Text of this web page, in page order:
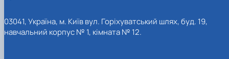
03041, Україна, м. Київ вул. Горіхуватський шлях, буд. 19,
навчальний корпус № 1, кімната № 12.